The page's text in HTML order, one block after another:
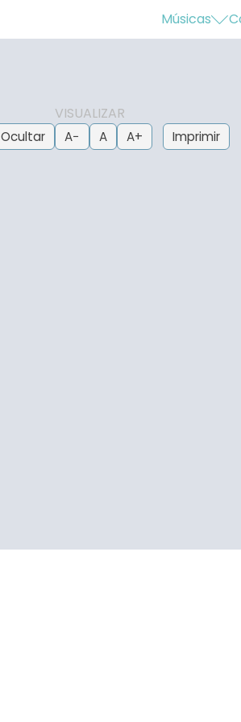
Músicas
Ocultar
VISUALIZAR
A− A A+ Imprimir